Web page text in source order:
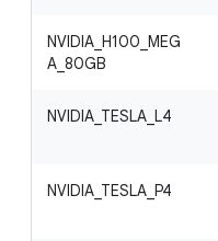
NVIDIA_H100_MEG
A_80GB
NVIDIA_TESLA_L4
NVIDIA_TESLA_P4